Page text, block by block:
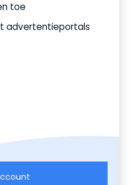
toe
advertentieportals